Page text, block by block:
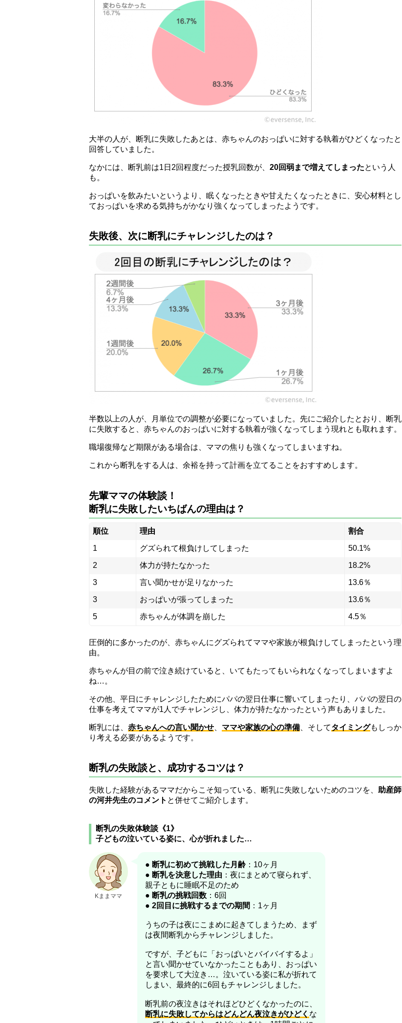
大半の人が、断乳に失敗したあとは、赤ちゃんのおっぱいに対する執着がひどくなったと
回答していました。
なかには、断乳前は1日2回程度だった授乳回数が、 20回弱まで増えてしまったという人
も。
おっぱいを飲みたいというより、眠くなったときや甘えたくなったときに、安心材料とし
ておっぱいを求める気持ちがかなり強くなってしまったようです。
失敗後、次に断乳にチャレンジしたのは？
半数以上の人が、月単位での調整が必要になっていました。先にご紹介したとおり、断乳
に失敗すると、赤ちゃんのおっぱいに対する執着が強くなってしまう現れとも取れます。
職場復帰など期限がある場合は、ママの焦りも強くなってしまいますね。
これから断乳をする人は、余裕を持って計画を立てることをおすすめします。
先輩ママの体験談！
断乳に失敗したいちばんの理由は？
順位 理由 割合
1 グズられて根負けしてしまった 50.1%
2 体力が持たなかった 18.2%
3 言い聞かせが足りなかった 13.6％
3 おっぱいが張ってしまった 13.6％
5 赤ちゃんが体調を崩した 4.5％
圧倒的に多かったのが、赤ちゃんにグズられてママや家族が根負けしてしまったという理
由。
赤ちゃんが目の前で泣き続けていると、いてもたってもいられなくなってしまいますよ
ね…。
その他、平日にチャレンジしたためにパパの翌日仕事に響いてしまったり、パパの翌日の
仕事を考えてママが1人でチャレンジし、体力が持たなかったという声もありました。
断乳には、 赤ちゃんへの言い聞かせ ママや家族の心の準備 、そしてタイミングもしっか
り考える必要があるようです。
断乳の失敗談と、成功するコツは？
失敗した経験があるママだからこそ知っている、断乳に失敗しないためのコツを、 助産師
の河井先生のコメント と併せてご紹介します。
断乳の失敗体験談《1》
子どもの泣いている姿に、心が折れました…
Kままママ
● 断乳に初めて挑戦した月齢 ：10ヶ月
● 断乳を決意した理由 ：夜にまとめて寝られず、
親子ともに睡眠不足のため
● 断乳の挑戦回数 ：6回
● 2回目に挑戦するまでの期間 ：1ヶ月
うちの子は夜にこまめに起きてしまうため、まず
は夜間断乳からチャレンジしました。
ですが、子どもに「おっぱいとバイバイするよ」
と言い聞かせていなかったこともあり、おっぱい
を要求して大泣き…。泣いている姿に私が折れて
しまい、最終的に6回もチャレンジしました。
断乳前の夜泣きはそれほどひどくなかったのに、
断乳に失敗してからはどんどん夜泣きがひどく な